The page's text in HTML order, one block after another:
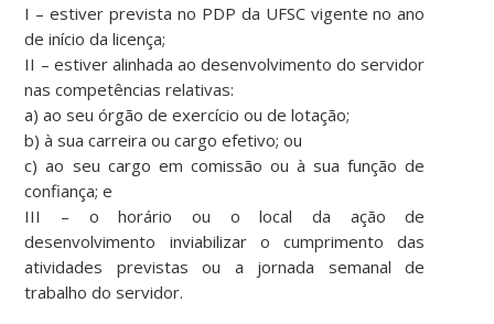
I – estiver prevista no PDP da UFSC vigente no ano
de início da licença;
II – estiver alinhada ao desenvolvimento do servidor
nas competências relativas:
a) ao seu órgão de exercício ou de lotação;
b) à sua carreira ou cargo efetivo; ou
c) ao seu cargo em comissão ou à sua função de
confiança; e
III – o horário ou o local da ação de
desenvolvimento inviabilizar o cumprimento das
atividades previstas ou a jornada semanal de
trabalho do servidor.